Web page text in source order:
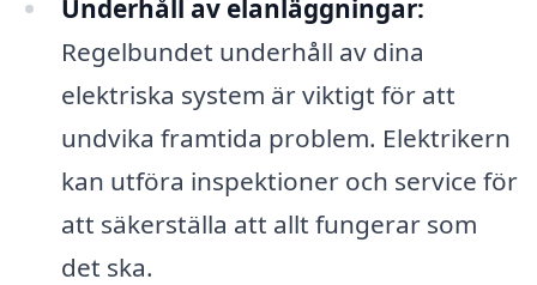
Underhåll av elanläggningar:
Regelbundet underhåll av dina
elektriska system är viktigt för att
undvika framtida problem. Elektrikern
kan utföra inspektioner och service för
att säkerställa att allt fungerar som
det ska.